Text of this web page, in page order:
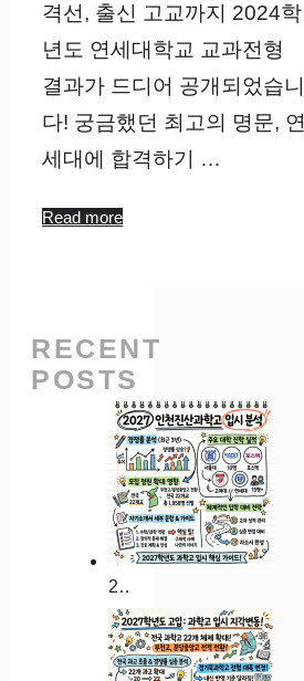
격선, 출신 고교까지 2024학
년도 연세대학교 교과전형
결과가 드디어 공개되었습니
다! 궁금했던 최고의 명문, 연
세대에 합격하기 …
Read more
RECENT
POSTS
2027 인천진산과학고 입시 분석: 경쟁률 대입 실적 자소서 가이드